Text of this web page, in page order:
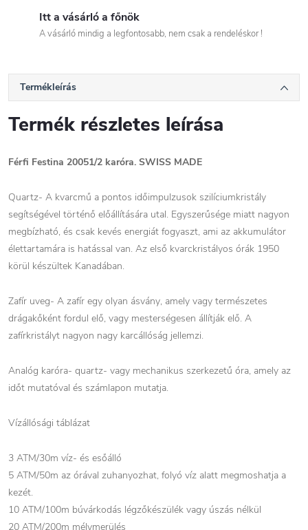
Itt a vásárló a főnök
A vásárló mindig a legfontosabb, nem csak a rendeléskor !
Termékleírás
Termék részletes leírása
Férfi Festina 20051/2 karóra. SWISS MADE
Quartz- A kvarcmű a pontos időimpulzusok szilíciumkristály
segítségével történő előállítására utal. Egyszerűsége miatt nagyon
megbízható, és csak kevés energiát fogyaszt, ami az akkumulátor
élettartamára is hatással van. Az első kvarckristályos órák 1950
körül készültek Kanadában.
Zafír uveg- A zafír egy olyan ásvány, amely vagy természetes
drágakőként fordul elő, vagy mesterségesen állítják elő. A
zafírkristályt nagyon nagy karcállóság jellemzi.
Analóg karóra- quartz- vagy mechanikus szerkezetű óra, amely az
időt mutatóval és számlapon mutatja.
Vízállósági táblázat
3 ATM/30m víz- és esőálló
5 ATM/50m az órával zuhanyozhat, folyó víz alatt megmoshatja a
kezét.
10 ATM/100m búvárkodás légzőkészülék vagy úszás nélkül
20 ATM/200m mélymerülés